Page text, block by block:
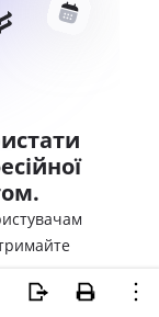
зараз.